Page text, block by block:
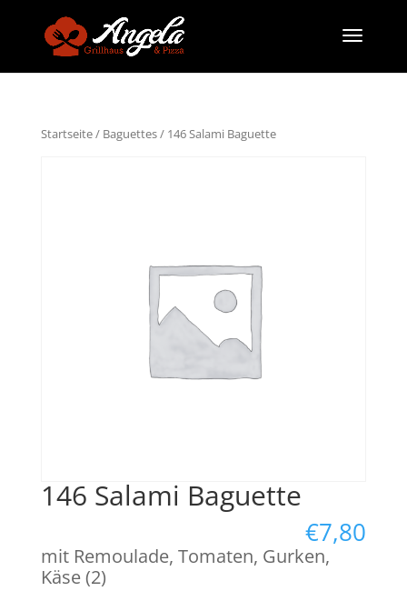
Startseite/ Baguettes/ 146 Salami Baguette
146 Salami Baguette
€7,80
mit Remoulade, Tomaten, Gurken,
Käse (2)